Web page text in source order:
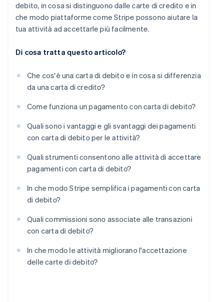
debito, in cosa si distinguono dalle carte di credito e in
che modo piattaforme come Stripe possono aiutare la
tua attività ad accettarle più facilmente.
Di cosa tratta questo articolo?
Che cos'è una carta di debito e in cosa si differenzia
da una carta di credito?
Come funziona un pagamento con carta di debito?
Quali sono i vantaggi e gli svantaggi dei pagamenti
con carta di debito per le attività?
Quali strumenti consentono alle attività di accettare
pagamenti con carta di debito?
In che modo Stripe semplifica i pagamenti con carta
di debito?
Quali commissioni sono associate alle transazioni
con carta di debito?
In che modo le attività migliorano l'accettazione
delle carte di debito?